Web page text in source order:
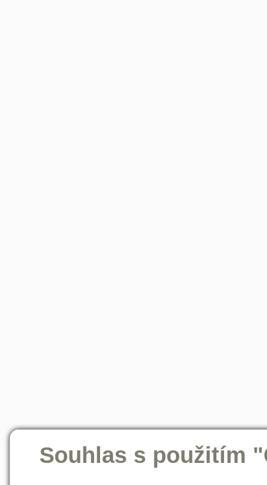
Souhlas s použitím